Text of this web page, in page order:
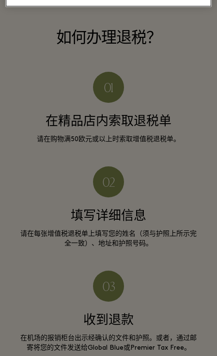
如何办理退税？
在精品店内索取退税单
请在购物满50欧元或以上时索取增值税退税单。
填写详细信息
请在每张增值税退税单上填写您的姓名（须与护照上所示完
全一致）、地址和护照号码。
收到退款
在机场的报销柜台出示经确认的文件和护照。或者，通过邮
寄将您的文件发送给Global Blue或Premier Tax Free。